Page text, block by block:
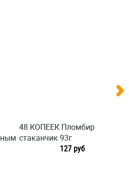
48 КОПЕЕК Пломбир
стаканчик 93г
127 руб